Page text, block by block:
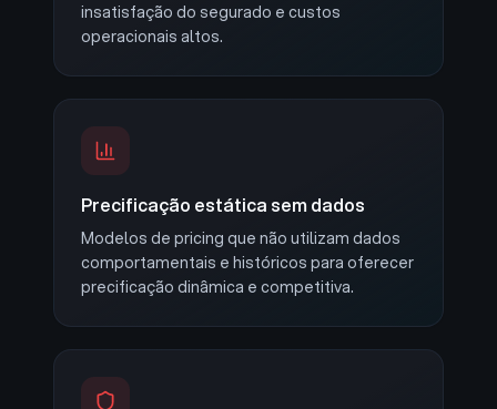
insatisfação do segurado e custos
operacionais altos.
Precificação estática sem dados
Modelos de pricing que não utilizam dados
comportamentais e históricos para oferecer
precificação dinâmica e competitiva.